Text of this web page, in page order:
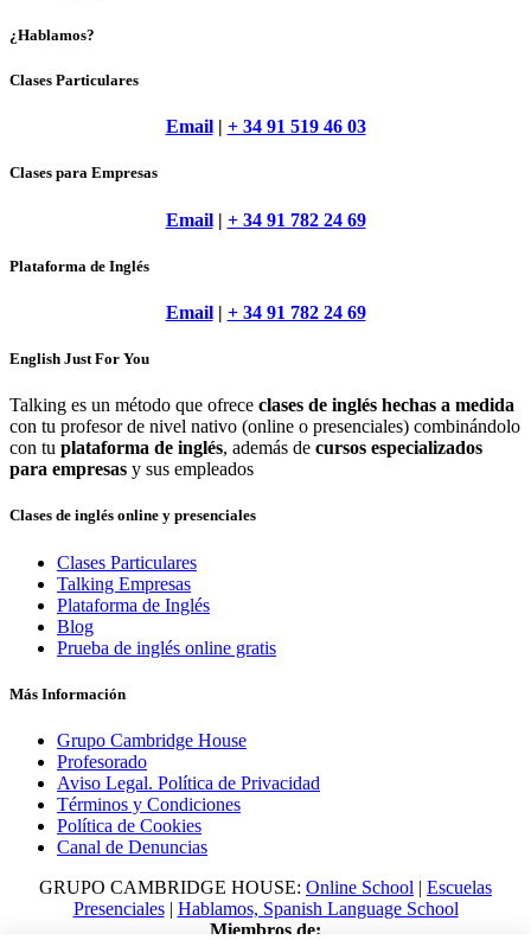
¿Hablamos?
Clases Particulares
Email| + 34 91 519 46 03
Clases para Empresas
Email| + 34 91 782 24 69
Plataforma de Inglés
Email| + 34 91 782 24 69
English Just For You
Talking es un método que ofrece clases de inglés hechas a medida
con tu profesor de nivel nativo (online o presenciales) combinándolo
con tu plataforma de inglés, además de cursos especializados
para empresas y sus empleados
Clases de inglés online y presenciales
Clases Particulares
Talking Empresas
Plataforma de Inglés
Blog
Prueba de inglés online gratis
Más Información
Grupo Cambridge House
Profesorado
Aviso Legal. Política de Privacidad
Términos y Condiciones
Política de Cookies
Canal de Denuncias
GRUPO CAMBRIDGE HOUSE: Online School | Escuelas
Presenciales| Hablamos, Spanish Language School
Miembros de: